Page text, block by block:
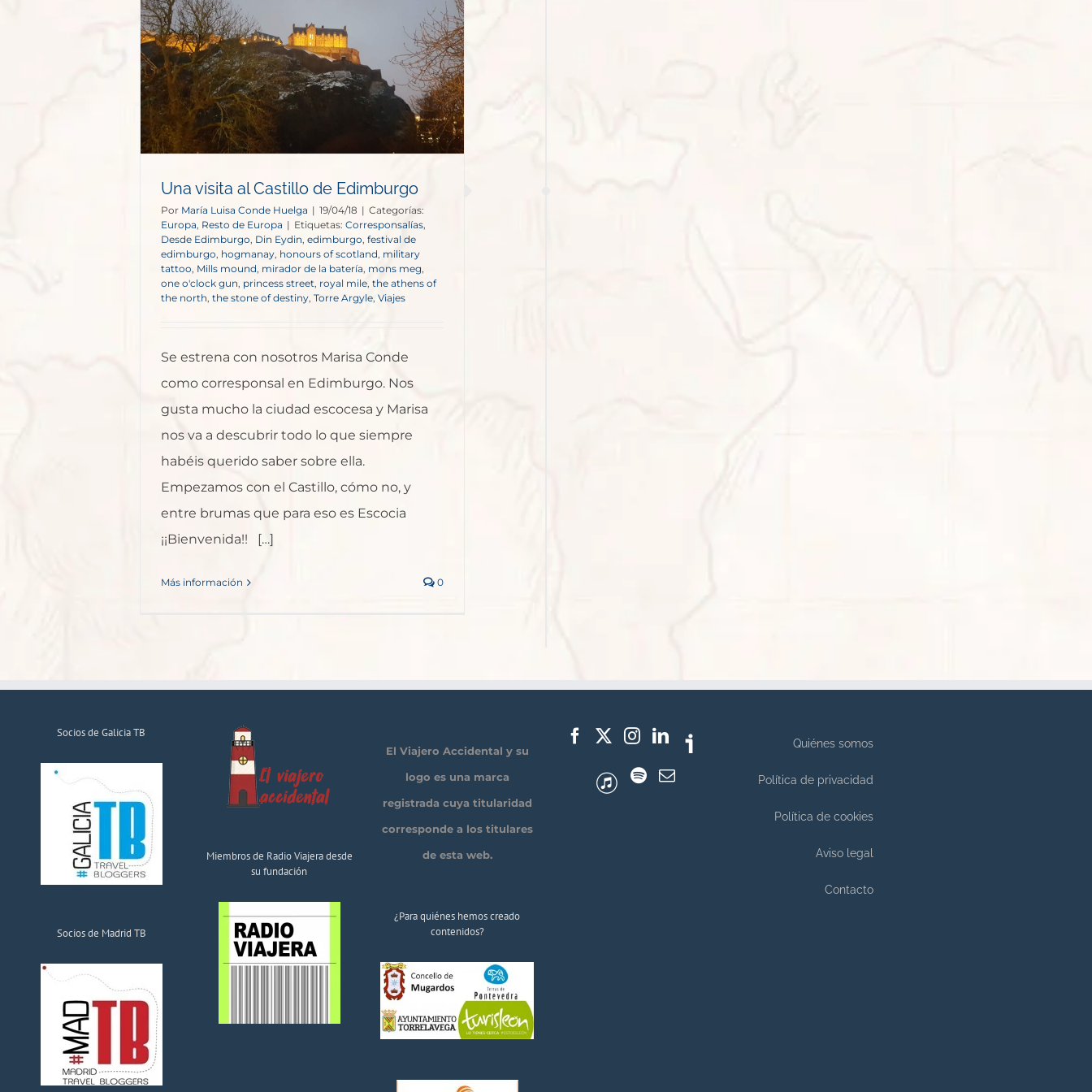
Una visita al Castillo de Edimburgo
Por María Luisa Conde Huelga | 19/04/18 | Categorías:
Europa, Resto de Europa | Etiquetas: Corresponsalías,
Desde Edimburgo, Din Eydin, edimburgo, festival de
edimburgo, hogmanay, honours of scotland, military
tattoo, Mills mound, mirador de la batería, mons meg,
one o'clock gun, princess street, royal mile, the athens of
the north, the stone of destiny, Torre Argyle, Viajes
Se estrena con nosotros Marisa Conde
como corresponsal en Edimburgo. Nos
gusta mucho la ciudad escocesa y Marisa
nos va a descubrir todo lo que siempre
habéis querido saber sobre ella.
Empezamos con el Castillo, cómo no, y
entre brumas que para eso es Escocia
¡¡Bienvenida!! […]
Más información 0
Socios de Galicia TB
Socios de Madrid TB
Miembros de Radio Viajera desde
su fundación
El Viajero Accidental y su
logo es una marca
registrada cuya titularidad
corresponde a los titulares
de esta web.
¿Para quiénes hemos creado
contenidos?
Quiénes somos
Política de privacidad
Política de cookies
Aviso legal
Contacto